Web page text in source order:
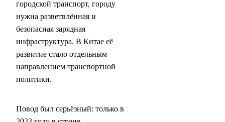
городской транспорт, городу
нужна разветвлённая и
безопасная зарядная
инфраструктура. В Китае её
развитие стало отдельным
направлением транспортной
политики.
Повод был серьёзный: только в